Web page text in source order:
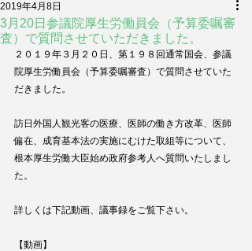
3月20日参議院厚生労働員会（予算委嘱審
査）で質問させていただきました。
2019年4月8日
２０１９年３月２０日、第１９８回通常国会、参議
院厚生労働員会（予算委嘱審査）で質問させていた
だきました。
訪日外国人観光客の医療、医師の働き方改革、医師
偏在、成育基本法の実施にむけた取組等について、
根本厚生労働大臣始め政府参考人へ質問いたしまし
た。
詳しくは下記動画、議事録をご覧下さい。
【動画】